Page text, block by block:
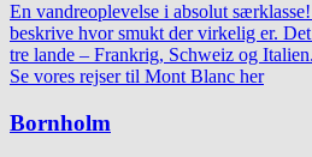
En vandreoplevelse i absolut
beskrive hvor smukt der virkelig er.
tre lande – Frankrig, Schweiz og Italien.
Se vores rejser til Mont Blanc her
Bornholm